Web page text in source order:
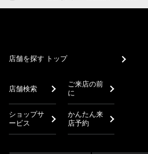
店舗を探す トップ
店舗検索
ご来店の前
に
ショップサ
ービス
かんたん来
店予約